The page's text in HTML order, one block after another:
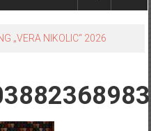
„VERA NIKOLIC“ 2026